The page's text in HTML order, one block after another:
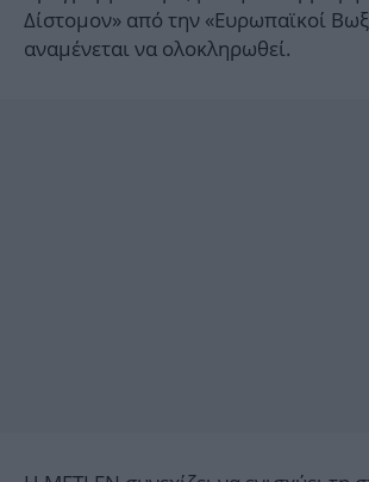
Δίστομον» από την «Ευρωπαϊκοί
αναμένεται να ολοκληρωθεί.